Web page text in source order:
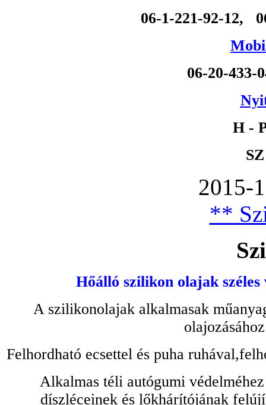
06-1-221-92-12,
06-20-
H -
2015-
**
Hőálló szilikon olajak
A szilikonolajak alkalmasak
Felhordható ecsettel és puha
Alkalmas téli autógumi
díszléceinek és lőkhárítójának